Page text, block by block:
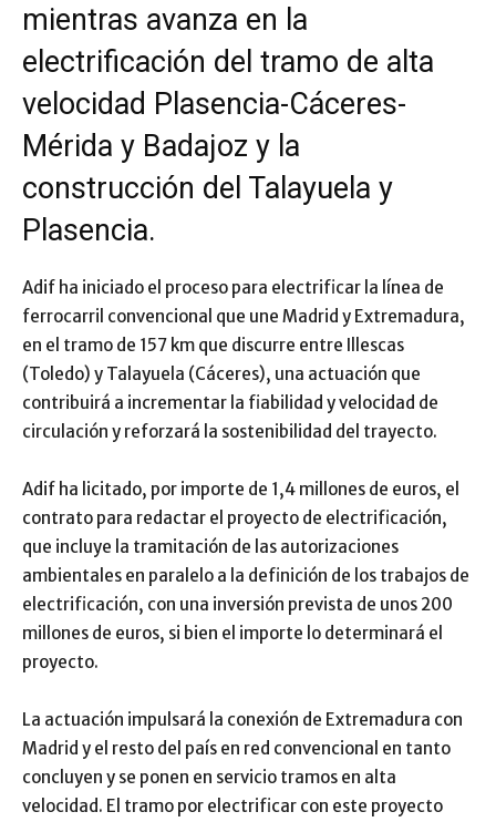
mientras avanza en la
electrificación del tramo de alta
velocidad Plasencia-Cáceres-
Mérida y Badajoz y la
construcción del Talayuela y
Plasencia.
Adif ha iniciado el proceso para electrificar la línea de
ferrocarril convencional que une Madrid y Extremadura,
en el tramo de 157 km que discurre entre Illescas
(Toledo) y Talayuela (Cáceres), una actuación que
contribuirá a incrementar la fiabilidad y velocidad de
circulación y reforzará la sostenibilidad del trayecto.
Adif ha licitado, por importe de 1,4 millones de euros, el
contrato para redactar el proyecto de electrificación,
que incluye la tramitación de las autorizaciones
ambientales en paralelo a la definición de los trabajos de
electrificación, con una inversión prevista de unos 200
millones de euros, si bien el importe lo determinará el
proyecto.
La actuación impulsará la conexión de Extremadura con
Madrid y el resto del país en red convencional en tanto
concluyen y se ponen en servicio tramos en alta
velocidad. El tramo por electrificar con este proyecto